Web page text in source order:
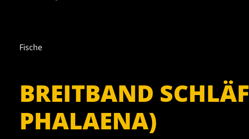
Fische
BREITBAND
PHALAENA)